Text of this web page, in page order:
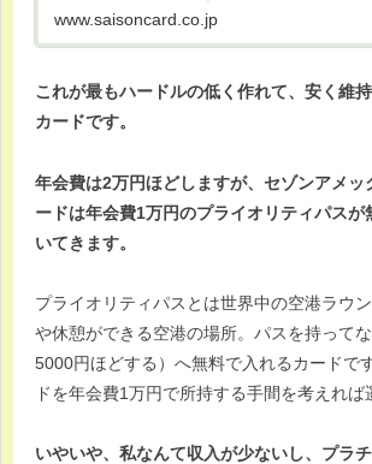
ャーなど様々な優待・特典が豊
www.saisoncard.co.jp
これが最もハードルの低く作れて、安く維
カードです。
年会費は2万円ほどしますが、 セゾンアメッ
ードは年会費1万円のプライオリティパスが
いてきます。
プライオリティパスとは世界中の空港ラウ
や休憩ができる空港の場所。パスを持って
5000円ほどする）へ無料で入れるカードで
ドを年会費1万円で所持する手間を考えれば
いやいや、私なんて収入が少ないし、プラ